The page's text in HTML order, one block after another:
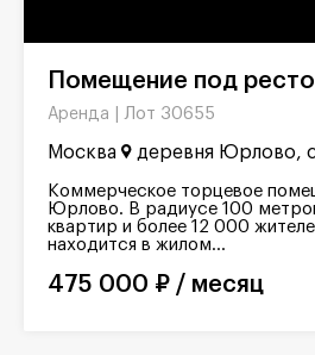
Помещение под
Аренда | Лот 30655
Москва деревня Юрлово,
Коммерческое торцевое
Юрлово. В радиусе 100
квартир и более 12 000
находится в жилом...
475 000 ₽ / месяц